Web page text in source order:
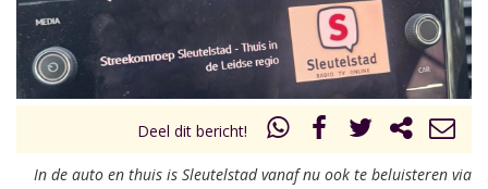
Deel dit bericht!
In de auto en thuis is Sleutelstad vanaf nu ook te beluisteren via